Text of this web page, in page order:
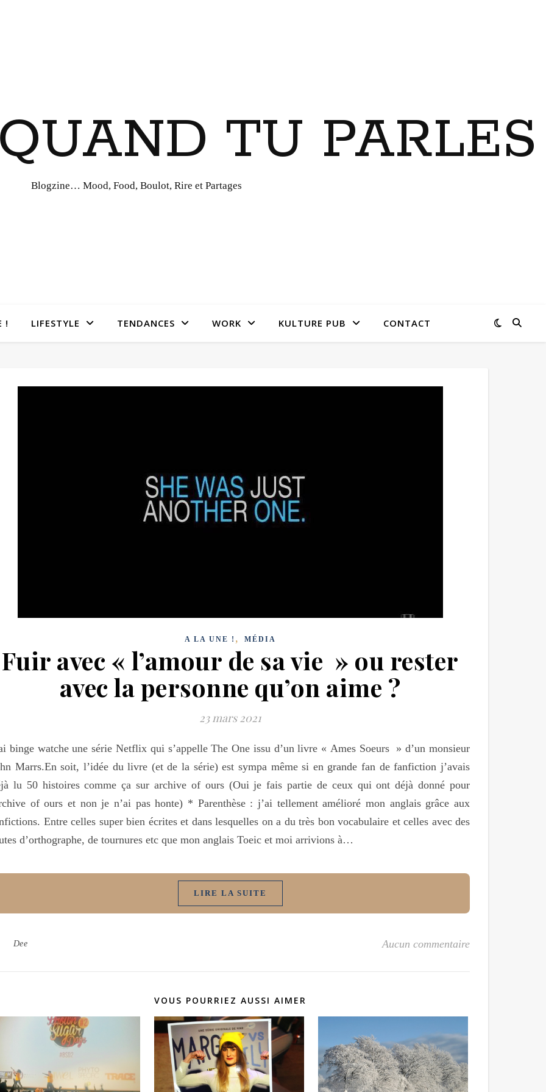
TU PARLES
Blogzine… Mood, Food, Boulot, Rire et Partages
! LIFESTYLE TENDANCES WORK KULTURE PUB CONTACT
A LA UNE ! , MÉDIA
Fuir avec « l’amour de sa vie » ou rester
avec la personne qu’on aime ?
23 mars 2021
binge watche une série Netflix qui s’appelle The One issu d’un livre « Ames Soeurs » d’un monsieur
Marrs.En soit, l’idée du livre (et de la série) est sympa même si en grande fan de fanfiction j’avais
lu 50 histoires comme ça sur archive of ours (Oui je fais partie de ceux qui ont déjà donné pour
of ours et non je n’ai pas honte) * Parenthèse : j’ai tellement amélioré mon anglais grâce aux
Entre celles super bien écrites et dans lesquelles on a du très bon vocabulaire et celles avec des
d’orthographe, de tournures etc que mon anglais Toeic et moi arrivions à…
LIRE LA SUITE
Dee Aucun commentaire
VOUS POURRIEZ AUSSI AIMER